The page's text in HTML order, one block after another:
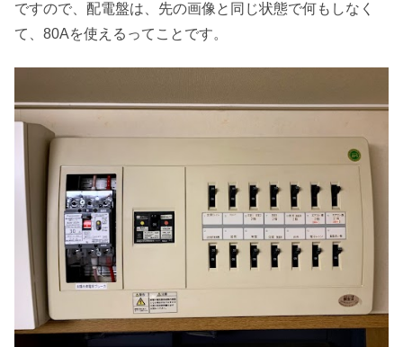
ですので、配電盤は、先の画像と同じ状態で何もしなく
て、80Aを使えるってことです。